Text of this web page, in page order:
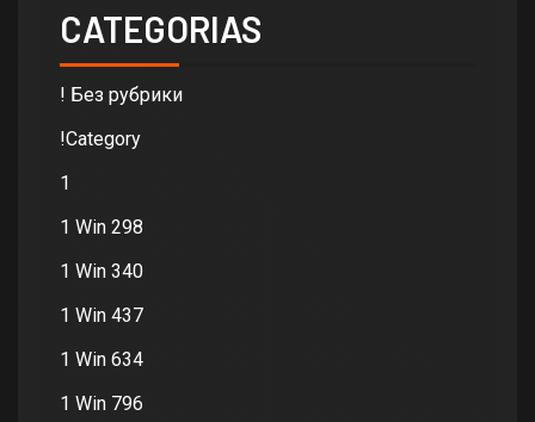
CATEGORIAS
! Без рубрики
!Category
1
1 Win 298
1 Win 340
1 Win 437
1 Win 634
1 Win 796